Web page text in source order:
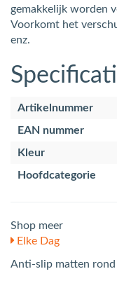
gemakkelijk worden
Voorkomt het
enz.
Artikelnummer
EAN nummer
Kleur
Hoofdcategorie
Shop meer
Elke Dag
Anti-slip matten